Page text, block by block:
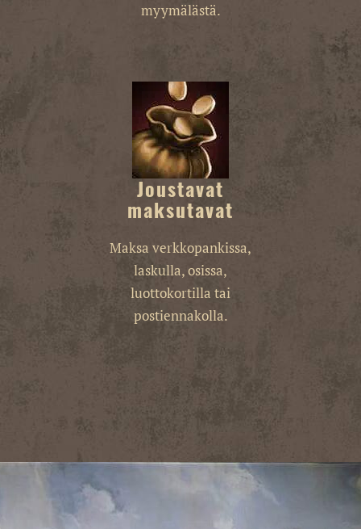
myymälästä.
Joustavat
maksutavat
Maksa verkkopankissa,
laskulla, osissa,
luottokortilla tai
postiennakolla.